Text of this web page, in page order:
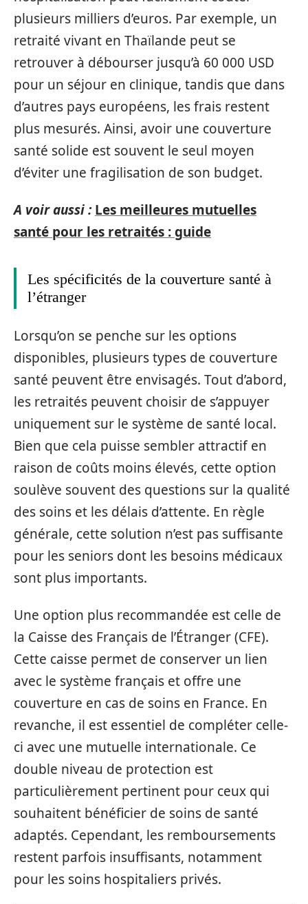
plusieurs milliers d’euros. Par exemple, un
retraité vivant en Thaïlande peut se
retrouver à débourser jusqu’à 60 000 USD
pour un séjour en clinique, tandis que dans
d’autres pays européens, les frais restent
plus mesurés. Ainsi, avoir une couverture
santé solide est souvent le seul moyen
d’éviter une fragilisation de son budget.
A voir aussi : Les meilleures mutuelles
santé pour les retraités : guide
Les spécificités de la couverture santé à
l’étranger
Lorsqu’on se penche sur les options
disponibles, plusieurs types de couverture
santé peuvent être envisagés. Tout d’abord,
les retraités peuvent choisir de s’appuyer
uniquement sur le système de santé local.
Bien que cela puisse sembler attractif en
raison de coûts moins élevés, cette option
soulève souvent des questions sur la qualité
des soins et les délais d’attente. En règle
générale, cette solution n’est pas suffisante
pour les seniors dont les besoins médicaux
sont plus importants.
Une option plus recommandée est celle de
la Caisse des Français de l’Étranger (CFE).
Cette caisse permet de conserver un lien
avec le système français et offre une
couverture en cas de soins en France. En
revanche, il est essentiel de compléter celle-
ci avec une mutuelle internationale. Ce
double niveau de protection est
particulièrement pertinent pour ceux qui
souhaitent bénéficier de soins de santé
adaptés. Cependant, les remboursements
restent parfois insuffisants, notamment
pour les soins hospitaliers privés.